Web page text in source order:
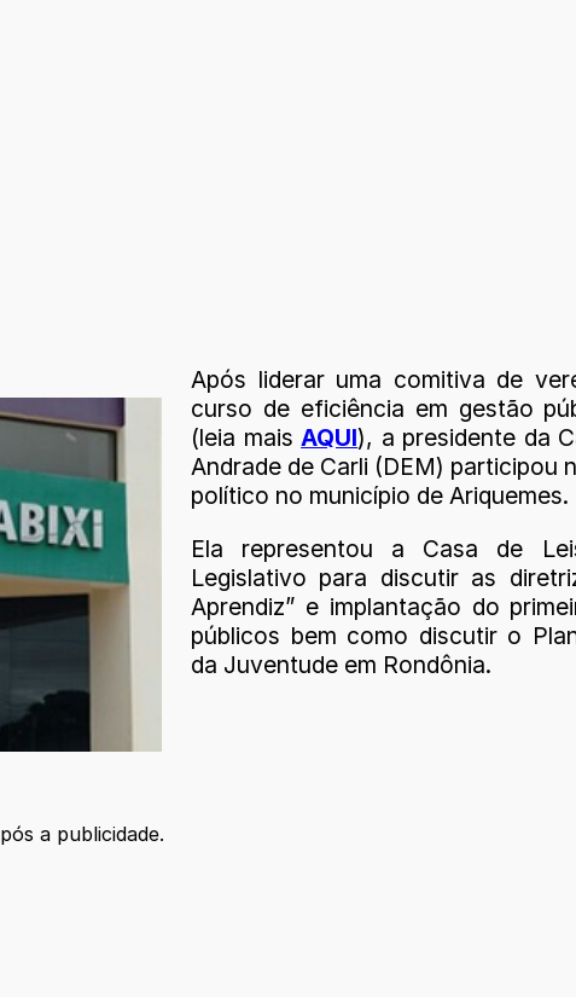
Após liderar uma comitiva de
curso de eficiência em gestão
(leia maisAQUI), a presidente da
Andrade de Carli (DEM) participou
político no município de Ariquemes.
Ela representou a Casa de
Legislativo para discutir as
Aprendiz” e implantação do
públicos bem como discutir o
da Juventude em Rondônia.
a publicidade.